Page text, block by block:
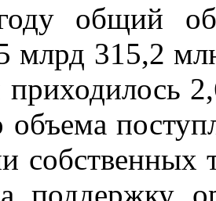
общий
млрд 315,2
приходилось
объема
собственных
поддержку